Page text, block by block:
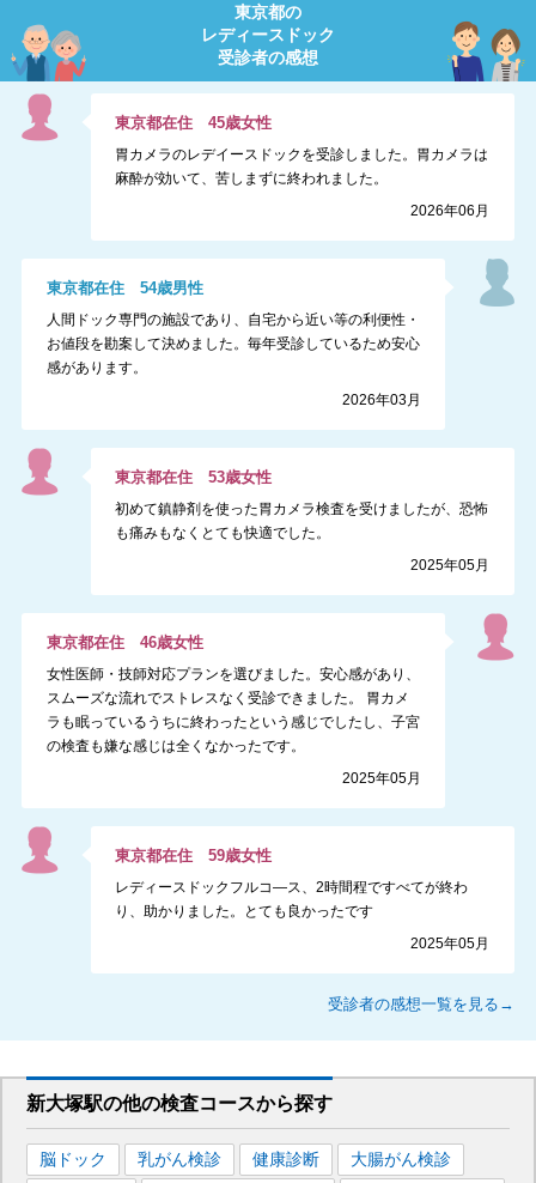
東京都の
レディースドック
受診者の感想
東京都在住45歳女性
胃カメラのレデイースドックを受診しました。胃カメラは
麻酔が効いて、苦しまずに終われました。
2026年06月
東京都在住 54歳男性
人間ドック専門の施設であり、自宅から近い等の利便性・
お値段を勘案して決めました。毎年受診しているため安心
感があります。
2026年03月
東京都在住53歳女性
初めて鎮静剤を使った胃カメラ検査を受けましたが、恐怖
も痛みもなくとても快適でした。
2025年05月
東京都在住 46歳女性
女性医師・技師対応プランを選びました。安心感があり、
スムーズな流れでストレスなく受診できました。 胃カメ
ラも眠っているうちに終わったという感じでしたし、子宮
の検査も嫌な感じは全くなかったです。
2025年05月
東京都在住59歳女性
レディースドックフルコ―ス、2時間程ですべてが終わ
り、助かりました。とても良かったです
2025年05月
受診者の感想一覧を見る→
新大塚駅の他の検査コースから探す
脳ドック 乳がん検診 健康診断
大腸がん検診